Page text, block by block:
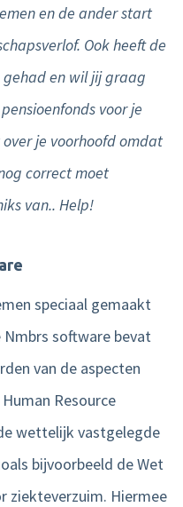
en de ander start
Ook heeft de
en wil jij graag
voor je
je voorhoofd omdat
correct moet
van.. Help!
speciaal gemaakt
software bevat
van de aspecten
Resource
wettelijk vastgelegde
bijvoorbeeld de Wet
ziekteverzuim. Hiermee